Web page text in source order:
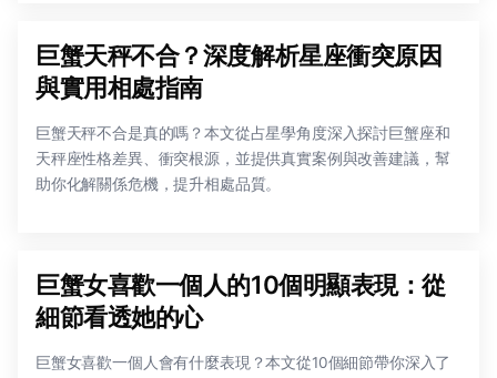
巨蟹天秤不合？深度解析星座衝突原因
與實用相處指南
巨蟹天秤不合是真的嗎？本文從占星學角度深入探討巨蟹座和
天秤座性格差異、衝突根源，並提供真實案例與改善建議，幫
助你化解關係危機，提升相處品質。
巨蟹女喜歡一個人的10個明顯表現：從
細節看透她的心
巨蟹女喜歡一個人會有什麼表現？本文從10個細節帶你深入了